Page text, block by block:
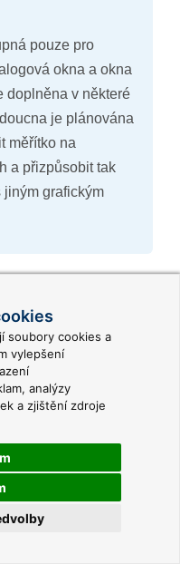
soubory cookies a
vylepšení
analýzy
a zjištění zdroje
pouze pro
okna a okna
doplněna v některé
je plánována
měřítko na
a přizpůsobit tak
jiným grafickým
projektu
proměnných:
s)
(kB/s)
HEAD (počet/s)
(počet/s)
Server